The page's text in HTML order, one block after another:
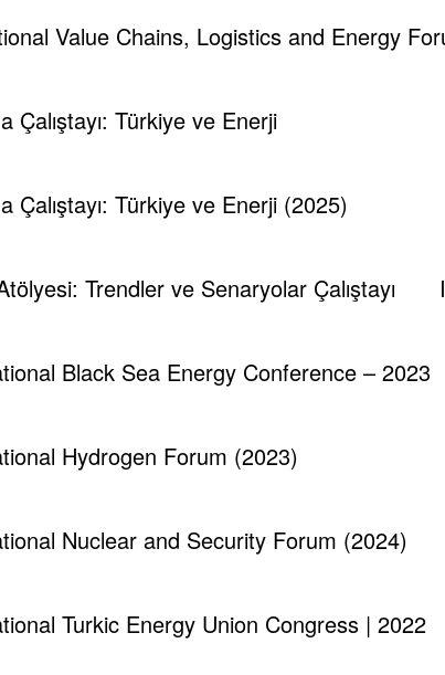
Value Chains, Logistics and Energy
Çalıştayı: Türkiye ve Enerji
Çalıştayı: Türkiye ve Enerji (2025)
Trendler ve Senaryolar Çalıştayı
Black Sea Energy Conference – 2023
Hydrogen Forum (2023)
Nuclear and Security Forum (2024)
Turkic Energy Union Congress | 2022
Dr. Demir İnan
Fatma Cengiz – Strateji Başkan Yard.